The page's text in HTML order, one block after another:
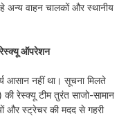
अन्य वाहन चालकों और स्थानीय
ऑपरेशन
आसान नहीं था। सूचना मिलते
रेस्क्यू टीम तुरंत साजो-सामान
और स्ट्रेचर की मदद से गहरी